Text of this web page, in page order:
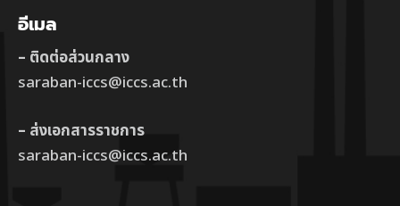
อีเมล
– ติดต่อส่วนกลาง
saraban-iccs@iccs.ac.th
– ส่งเอกสารราชการ
saraban-iccs@iccs.ac.th